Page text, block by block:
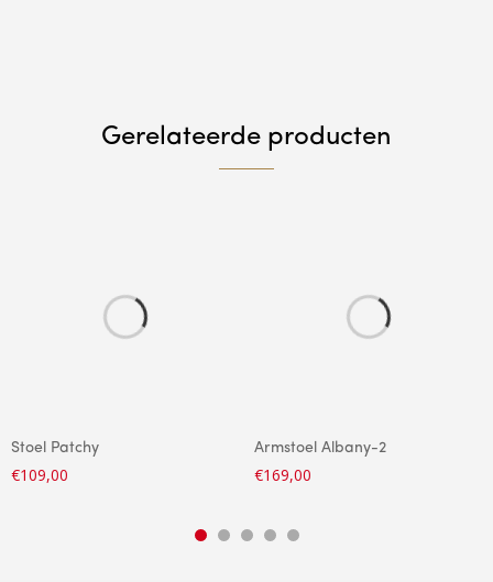
Gerelateerde producten
Stoel Patchy
€109,00
Armstoel Albany-2
€169,00